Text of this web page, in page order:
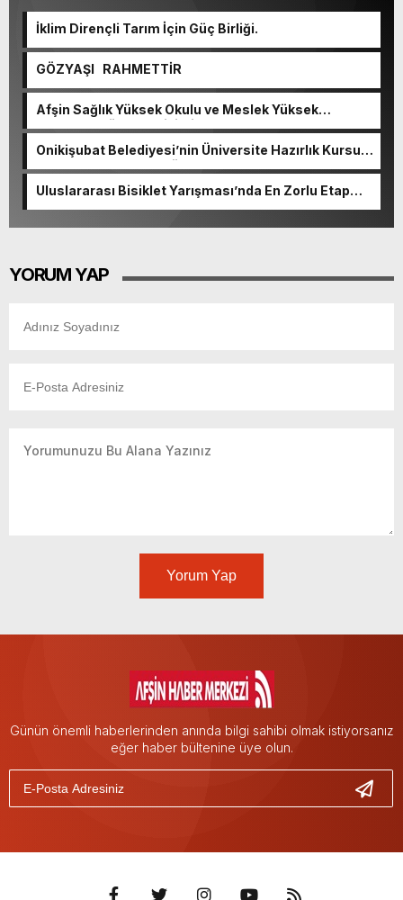
İklim Dirençli Tarım İçin Güç Birliği.
GÖZYAŞI RAHMETTİR
Afşin Sağlık Yüksek Okulu ve Meslek Yüksek
Okulunda görev değişimi!
Onikişubat Belediyesi’nin Üniversite Hazırlık Kursu
başvurularında son gün 7 Ağustos.
Uluslararası Bisiklet Yarışması’nda En Zorlu Etap
YORUM YAP
Yorum Yap
Günün önemli haberlerinden anında bilgi sahibi olmak istiyorsanız
eğer haber bültenine üye olun.